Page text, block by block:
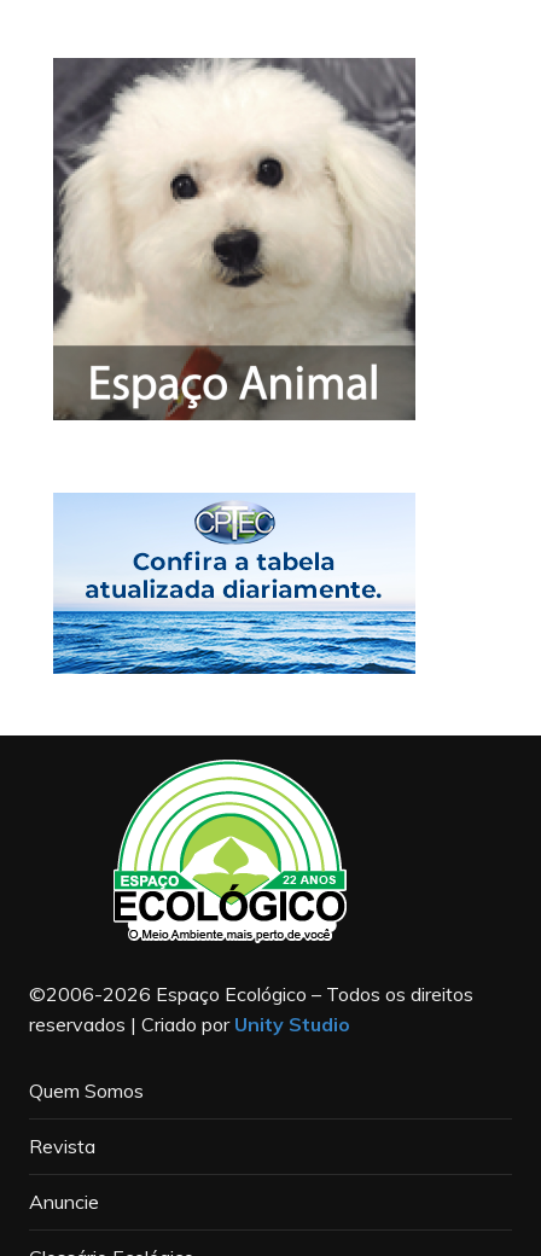
©2006-2026 Espaço Ecológico – Todos os direitos
reservados | Criado por Unity Studio
Quem Somos
Revista
Anuncie